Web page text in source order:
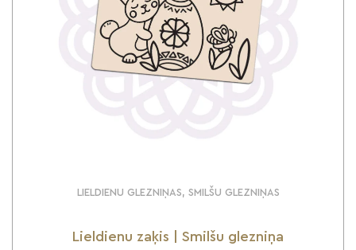
LIELDIENU GLEZNIŅAS, SMILŠU GLEZNIŅAS
Lieldienu zaķis | Smilšu glezniņa